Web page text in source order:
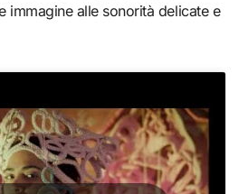
immagine alle sonorità delicate e